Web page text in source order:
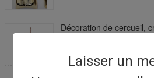
Laisser un
Décoration de cercueil,
de couvercle de cercueil
Poignée en bois de